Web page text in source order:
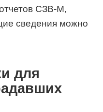
СЗВ-М,
сведения можно
для